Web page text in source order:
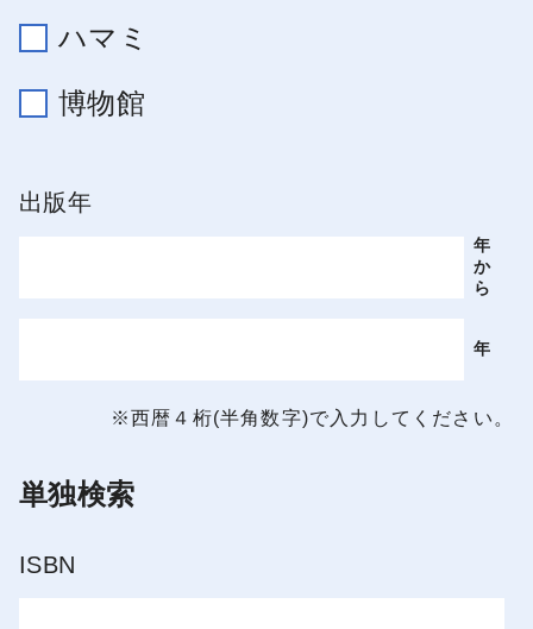
ハマミ
博物館
出版年
年
か
ら
年
※西暦４桁(半角数字)で入力してください。
単独検索
ISBN